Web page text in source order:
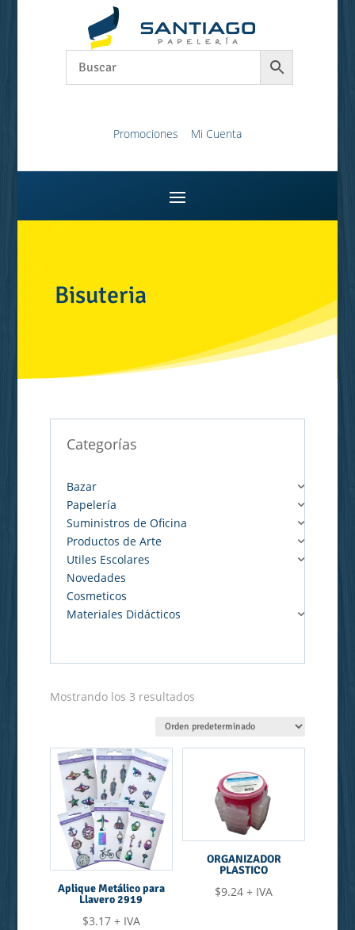
Promociones Mi Cuenta
Bisuteria
Categorías
Bazar
Papelería
Suministros de Oficina
Productos de Arte
Utiles Escolares
Novedades
Cosmeticos
Materiales Didácticos
Mostrando los 3 resultados
Aplique Metálico para
Llavero 2919
$3.17 + IVA
ORGANIZADOR
PLASTICO
$9.24 + IVA